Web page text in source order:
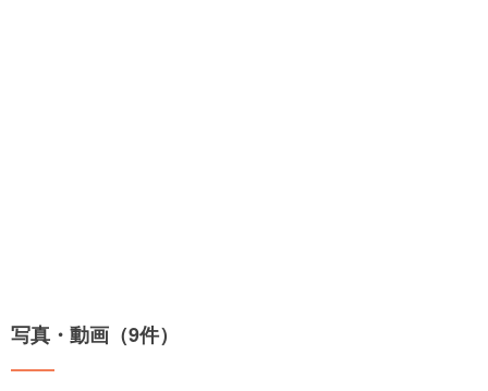
写真・動画（9件）